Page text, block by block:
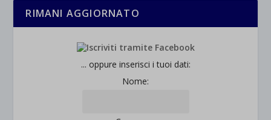
RIMANI AGGIORNATO
... oppure inserisci i tuoi dati:
Nome: